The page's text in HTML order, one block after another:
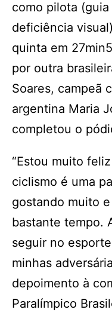
como pilota
deficiência
quinta em
por outra
Soares, campeã
argentina Maria
completou o
“Estou muito
ciclismo é uma
gostando muito
bastante tempo.
seguir no
minhas
depoimento à
Paralímpico